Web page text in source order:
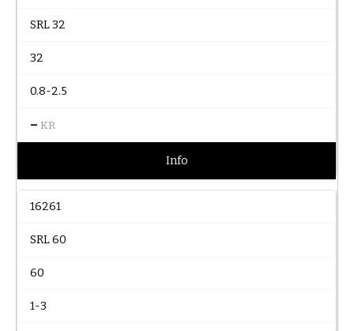
SRL 32
32
0.8-2.5
– KR
Info
16261
SRL 60
60
1-3